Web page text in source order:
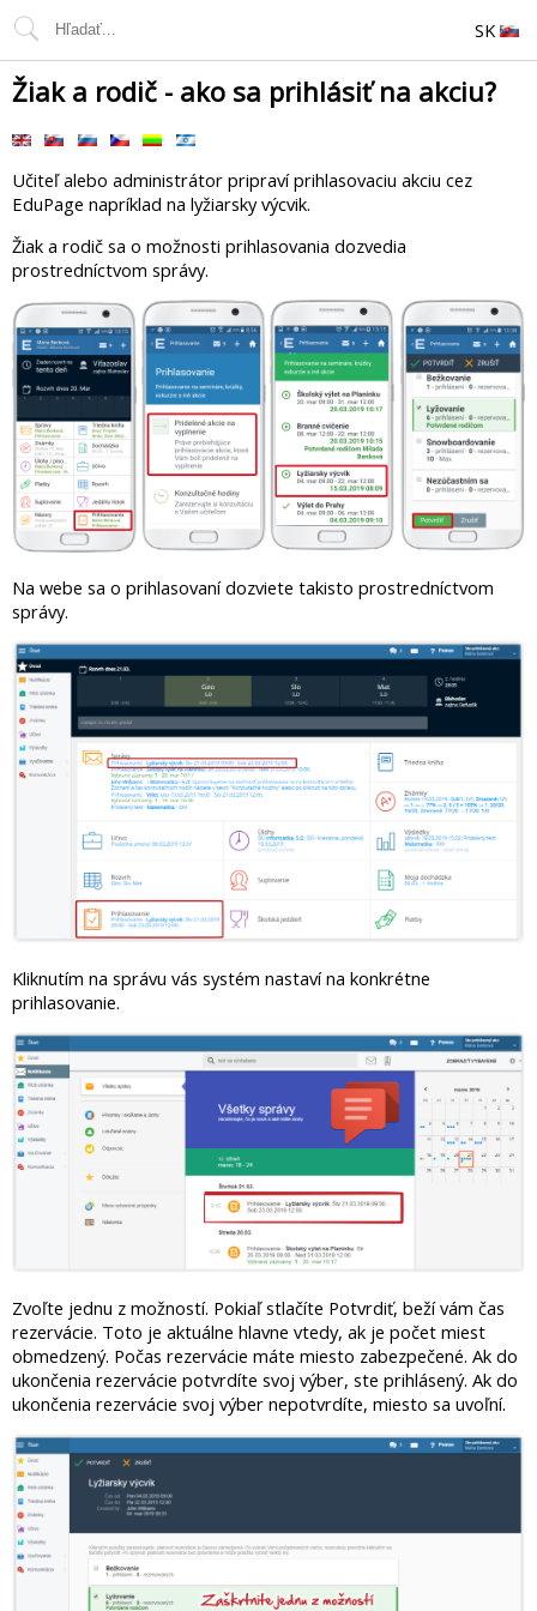
SK
Žiak a rodič - ako sa prihlásiť na akciu?
Učiteľ alebo administrátor pripraví prihlasovaciu akciu cez
EduPage napríklad na lyžiarsky výcvik.
Žiak a rodič sa o možnosti prihlasovania dozvedia
prostredníctvom správy.
Na webe sa o prihlasovaní dozviete takisto prostredníctvom
správy.
Kliknutím na správu vás systém nastaví na konkrétne
prihlasovanie.
Zvoľte jednu z možností. Pokiaľ stlačíte Potvrdiť, beží vám čas
rezervácie. Toto je aktuálne hlavne vtedy, ak je počet miest
obmedzený. Počas rezervácie máte miesto zabezpečené. Ak do
ukončenia rezervácie potvrdíte svoj výber, ste prihlásený. Ak do
ukončenia rezervácie svoj výber nepotvrdíte, miesto sa uvoľní.